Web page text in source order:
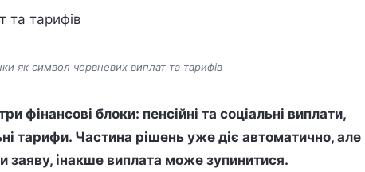
як символ червневих виплат та тарифів
фінансові блоки: пенсійні та соціальні виплати,
тарифи. Частина рішень уже діє автоматично, але
інакше виплата може зупинитися.